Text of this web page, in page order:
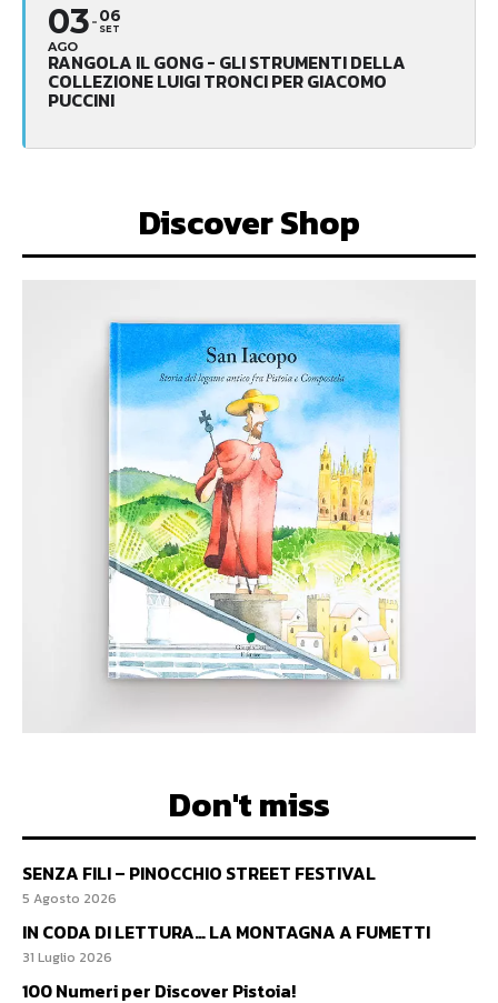
03
AGO
06
SET
RANGOLA IL GONG - GLI STRUMENTI DELLA
COLLEZIONE LUIGI TRONCI PER GIACOMO
PUCCINI
Discover Shop
Don't miss
SENZA FILI – PINOCCHIO STREET FESTIVAL
5 Agosto 2026
IN CODA DI LETTURA… LA MONTAGNA A FUMETTI
31 Luglio 2026
100 Numeri per Discover Pistoia!